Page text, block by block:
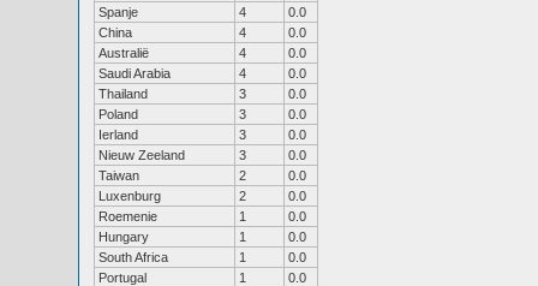
Spanje
4
0.0
China
4
0.0
Australië
4
0.0
Saudi Arabia
4
0.0
Thailand
3
0.0
Poland
3
0.0
Ierland
3
0.0
Nieuw Zeeland
3
0.0
Taiwan
2
0.0
Luxenburg
2
0.0
Roemenie
1
0.0
Hungary
1
0.0
South Africa
1
0.0
Portugal
1
0.0